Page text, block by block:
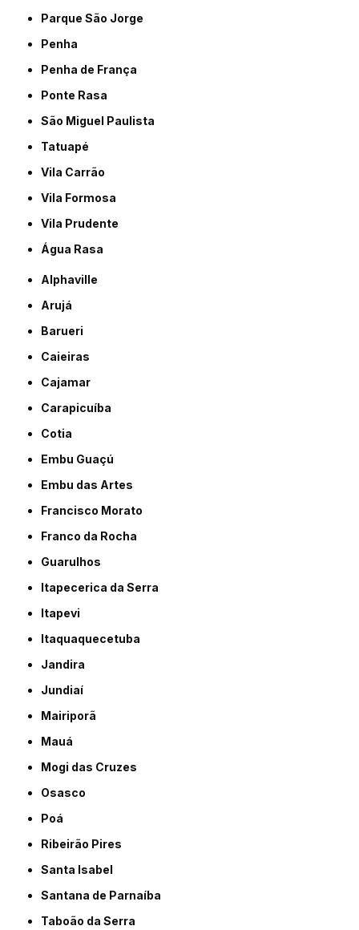
Parque São Jorge
Penha
Penha de França
Ponte Rasa
São Miguel Paulista
Tatuapé
Vila Carrão
Vila Formosa
Vila Prudente
Água Rasa
Alphaville
Arujá
Barueri
Caieiras
Cajamar
Carapicuíba
Cotia
Embu Guaçú
Embu das Artes
Francisco Morato
Franco da Rocha
Guarulhos
Itapecerica da Serra
Itapevi
Itaquaquecetuba
Jandira
Jundiaí
Mairiporã
Mauá
Mogi das Cruzes
Osasco
Poá
Ribeirão Pires
Santa Isabel
Santana de Parnaíba
Taboão da Serra